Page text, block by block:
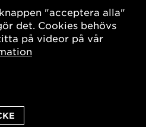
"acceptera alla"
det. Cookies behövs
på videor på vår